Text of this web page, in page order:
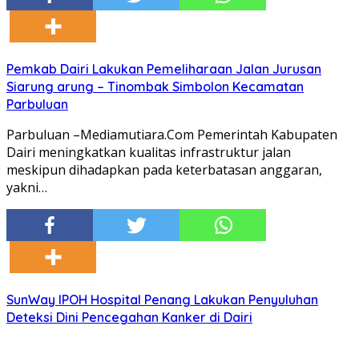
Pemkab Dairi Lakukan Pemeliharaan Jalan Jurusan
Siarung arung – Tinombak Simbolon Kecamatan
Parbuluan
Parbuluan –Mediamutiara.Com Pemerintah Kabupaten
Dairi meningkatkan kualitas infrastruktur jalan
meskipun dihadapkan pada keterbatasan anggaran,
yakni…
SunWay IPOH Hospital Penang Lakukan Penyuluhan
Deteksi Dini Pencegahan Kanker di Dairi